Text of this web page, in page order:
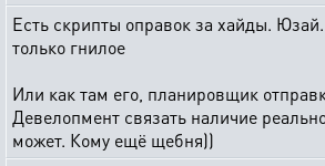
Есть скрипты оправок за хайды.
только гнилое
Или как там его, планировщик
Девелопмент связать наличие
может. Кому ещё щебня))